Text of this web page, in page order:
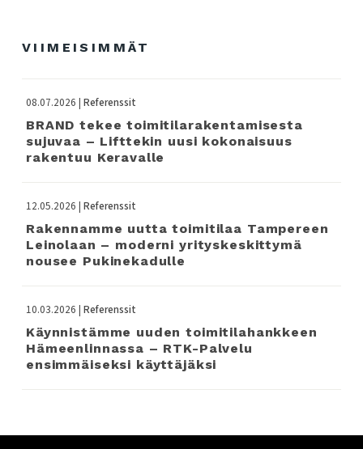
VIIMEISIMMÄT
08.07.2026 | Referenssit
BRAND tekee toimitilarakentamisesta
sujuvaa – Lifttekin uusi kokonaisuus
rakentuu Keravalle
12.05.2026 | Referenssit
Rakennamme uutta toimitilaa Tampereen
Leinolaan – moderni yrityskeskittymä
nousee Pukinekadulle
10.03.2026 | Referenssit
Käynnistämme uuden toimitilahankkeen
Hämeenlinnassa – RTK-Palvelu
ensimmäiseksi käyttäjäksi